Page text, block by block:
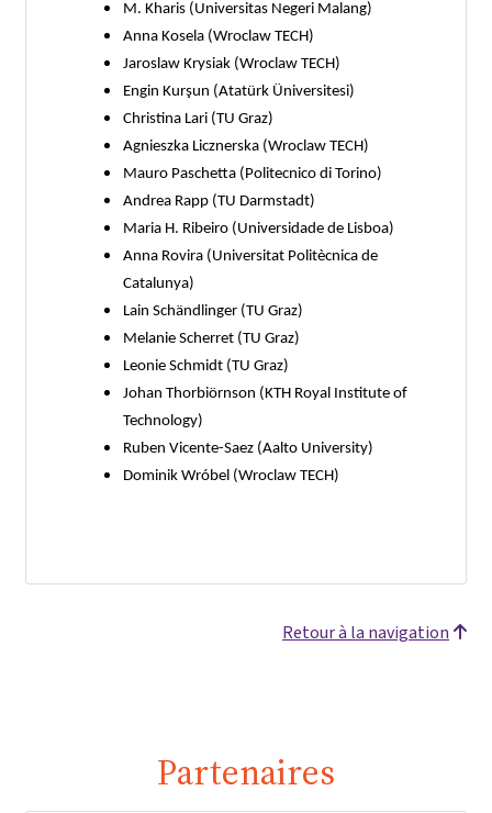
M. Kharis (Universitas Negeri Malang)
Anna Kosela (Wroclaw TECH)
Jaroslaw Krysiak (Wroclaw TECH)
Engin Kurşun (Atatürk Üniversitesi)
Christina Lari (TU Graz)
Agnieszka Licznerska (Wroclaw TECH)
Mauro Paschetta (Politecnico di Torino)
Andrea Rapp (TU Darmstadt)
Maria H. Ribeiro (Universidade de Lisboa)
Anna Rovira (Universitat Politècnica de
Catalunya)
Lain Schändlinger (TU Graz)
Melanie Scherret (TU Graz)
Leonie Schmidt (TU Graz)
Johan Thorbiörnson (KTH Royal Institute of
Technology)
Ruben Vicente-Saez (Aalto University)
Dominik Wróbel (Wroclaw TECH)
Retour à la navigation
Partenaires